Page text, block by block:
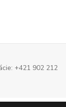
+421 902 212